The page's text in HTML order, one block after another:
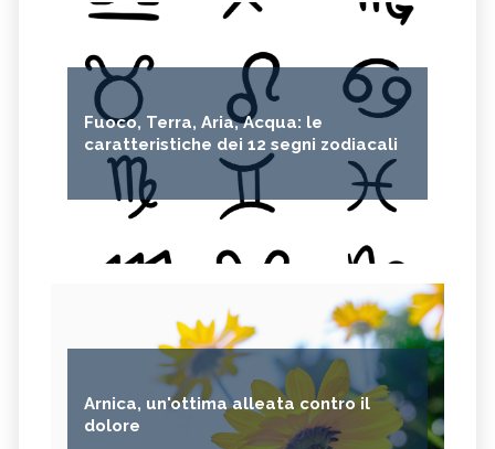
Fuoco, Terra, Aria, Acqua: le
caratteristiche dei 12 segni zodiacali
Arnica, un'ottima alleata contro il
dolore